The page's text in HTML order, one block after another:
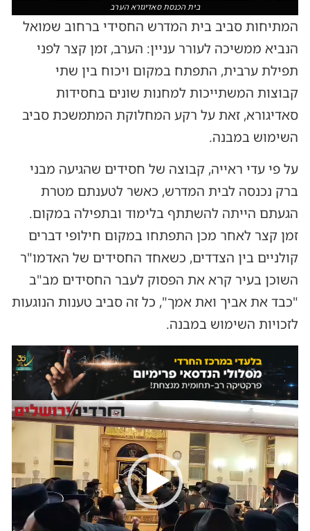
בית הכנסת סאדיגורא הערב
המתיחות סביב בית המדרש החסידי ברחוב שמואל
הנביא ממשיכה לעורר עניין: הערב, זמן קצר לפני
תפילת ערבית, התפתח במקום ויכוח בין שתי
קבוצות המשתייכות למחנות שונים בחסידות
סאדיגורא, זאת על רקע המחלוקת המתמשכת סביב
השימוש במבנה.
על פי עדי ראייה, קבוצה של חסידים שהגיעה מבני
ברק נכנסה לבית המדרש, כאשר לטענתם מטרת
הגעתם הייתה להשתתף בלימוד ובתפילה במקום.
זמן קצר לאחר מכן התפתחו במקום חילופי דברים
קולניים בין הצדדים, כשאחד החסידים של האדמו"ר
השוכן בעיר קרא את הפסוק לעבר החסידים מב"ב
"כבד את אביך ואת אמך", כל זה סביב טענות הנוגעות
לזכויות השימוש במבנה.
נגן
וידאו